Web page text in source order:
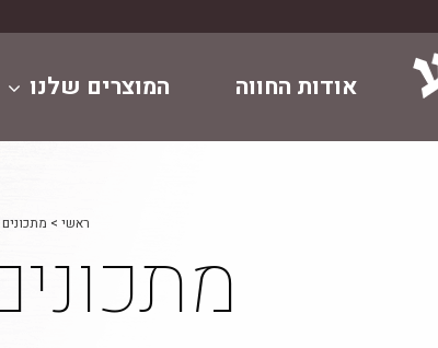
אודות החווה המוצרים שלנו
ראשי > מתכונים